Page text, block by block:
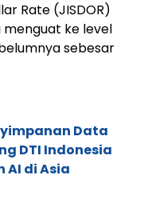
Rate (JISDOR)
menguat ke level
sebesar
Data
DTI Indonesia
AI di Asia